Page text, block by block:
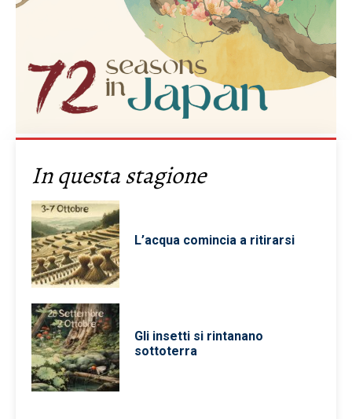
In questa stagione
L’acqua comincia a ritirarsi
Gli insetti si rintanano
sottoterra